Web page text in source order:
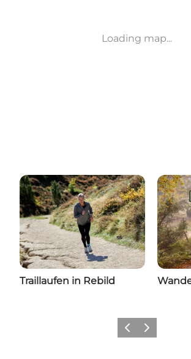
Loading map...
Traillaufen in Rebild
Vorherige Folie
Nächste Folie